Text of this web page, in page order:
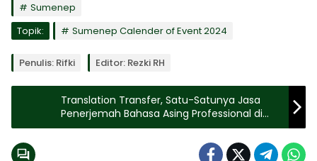
Sumenep
Topik:
Sumenep Calender of Event 2024
Penulis: Rifki Editor: Rezki RH
Translation Transfer, Satu-Satunya Jasa
Penerjemah Bahasa Asing Professional di
Jember